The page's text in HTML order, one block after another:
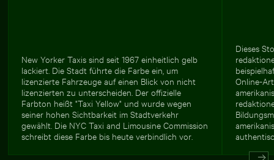
New Yorker Taxis sind seit 1967 einheitlich gelb
lackiert. Die Stadt führte die Farbe ein, um
lizenzierte Fahrzeuge auf einen Blick von nicht
lizenzierten zu unterscheiden. Der offizielle
Farbton heißt "Taxi Yellow" und wurde wegen
seiner hohen Sichtbarkeit im Stadtverkehr
gewählt. Die NYC Taxi and Limousine Commission
schreibt diese Farbe bis heute verbindlich vor.
Dieses
Online-